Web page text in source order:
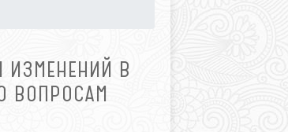
ИЗМЕНЕНИЙ В
ВОПРОСАМ